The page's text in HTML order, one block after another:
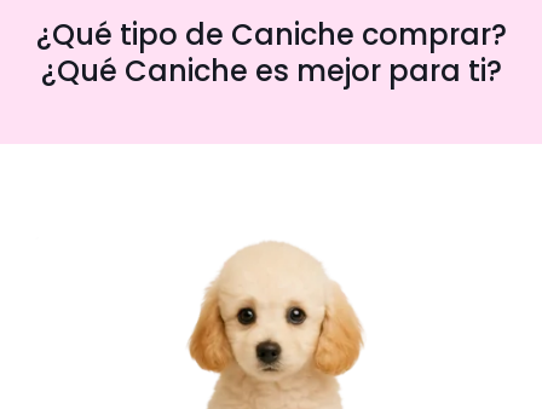
¿Qué tipo de Caniche comprar?
¿Qué Caniche es mejor para ti?